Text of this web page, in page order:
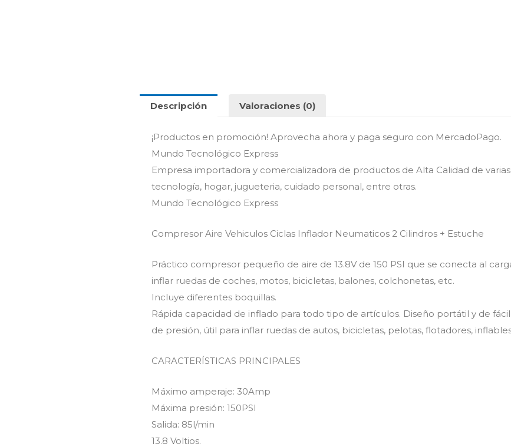
Descripción Valoraciones (0)
¡Productos en promoción! Aprovecha ahora y paga seguro con MercadoPago.
Mundo Tecnológico Express
Empresa importadora y comercializadora de productos de Alta Calidad de
tecnología, hogar, jugueteria, cuidado personal, entre otras.
Mundo Tecnológico Express
Compresor Aire Vehiculos Ciclas Inflador Neumaticos 2 Cilindros + Estuche
Práctico compresor pequeño de aire de 13.8V de 150 PSI que se conecta al
inflar ruedas de coches, motos, bicicletas, balones, colchonetas, etc.
Incluye diferentes boquillas.
Rápida capacidad de inflado para todo tipo de artículos. Diseño portátil y de
de presión, útil para inflar ruedas de autos, bicicletas, pelotas, flotadores,
CARACTERÍSTICAS PRINCIPALES
Máximo amperaje: 30Amp
Máxima presión: 150PSI
Salida: 85l/min
13.8 Voltios.